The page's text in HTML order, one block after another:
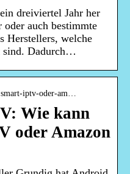
dreiviertel Jahr her
oder auch bestimmte
Herstellers, welche
sind. Dadurch…
smart-iptv-oder-am…
Wie kann
oder Amazon